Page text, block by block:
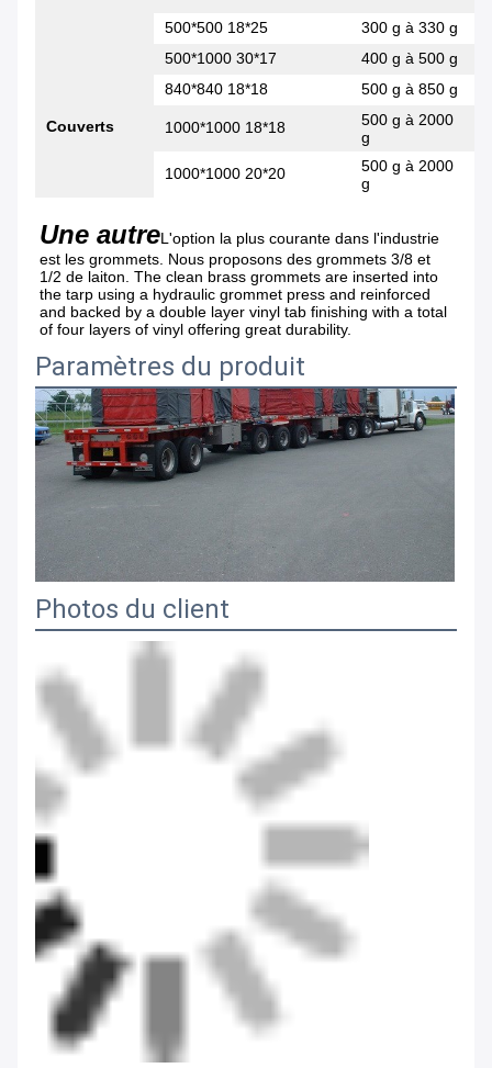
Couverts
500*500 18*25 300 g à 330 g
500*1000 30*17
400 g à 500 g
840*840 18*18
500 g à 850 g
1000*1000 18*18
500 g à 2000
g
1000*1000 20*20
500 g à 2000
g
Une autreL'option la plus courante dans l'industrie
est les grommets. Nous proposons des grommets 3/8 et
1/2 de laiton. The clean brass grommets are inserted into
the tarp using a hydraulic grommet press and reinforced
and backed by a double layer vinyl tab finishing with a total
of four layers of vinyl offering great durability.
Paramètres du produit
Photos du client